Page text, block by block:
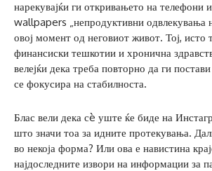
нарекувајќи ги откривањето на телефони
wallpapers „непродуктивни одвлекувања
овој момент од неговиот живот. Тој, исто
финансиски тешкотии и хронична
велејќи дека треба повторно да ги
се фокусира на стабилноста.
Блас вели дека сè уште ќе биде на
што значи тоа за идните протекувања.
во некоја форма? Или ова е навистина
најдоследните извори на информации за